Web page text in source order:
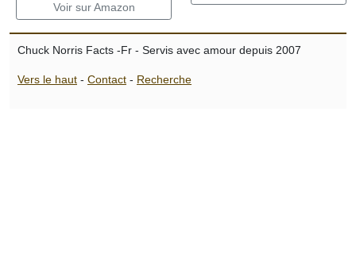
Voir sur Amazon
Chuck Norris Facts -Fr - Servis avec amour depuis 2007
Vers le haut - Contact - Recherche